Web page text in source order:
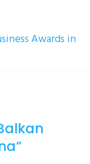
Awards in